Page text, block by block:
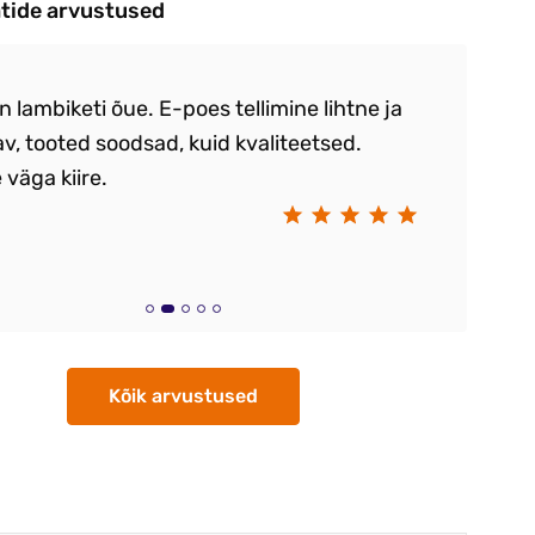
arvustused
lambiketi õue. E-poes tellimine lihtne ja
tooted soodsad, kuid kvaliteetsed.
väga kiire.
Kõik arvustused